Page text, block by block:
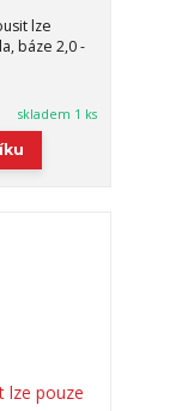
lze
báze 2,0 -
skladem 1 ks